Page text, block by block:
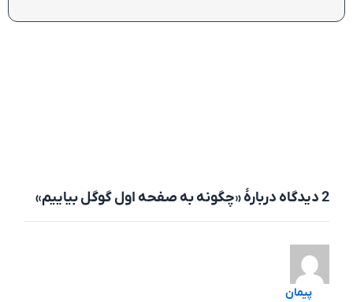
2 دیدگاه دربارهٔ «چگونه به صفحه اول گوگل بیاییم»
پیمان